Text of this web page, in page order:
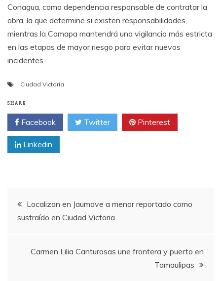
Conagua, como dependencia responsable de contratar la
obra, la que determine si existen responsabilidades,
mientras la Comapa mantendrá una vigilancia más estricta
en las etapas de mayor riesgo para evitar nuevos
incidentes.
Ciudad Victoria
SHARE
Facebook Twitter Pinterest
Linkedin
Post
navigation
Localizan en Jaumave a menor reportado como
sustraído en Ciudad Victoria
Carmen Lilia Canturosas une frontera y puerto en
Tamaulipas